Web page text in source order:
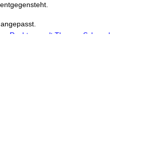
Rechtsanwalt Thomas Schwenke